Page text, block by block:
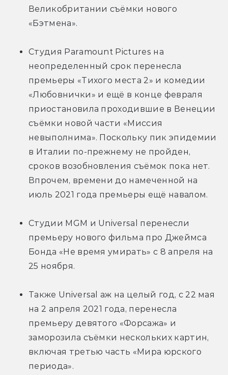
Великобритании съёмки нового
«Бэтмена».
Студия Paramount Pictures на
неопределенный срок перенесла
премьеры «Тихого места 2» и комедии
«Любовнички» и ещё в конце февраля
приостановила проходившие в Венеции
съёмки новой части «Миссия
невыполнима». Поскольку пик эпидемии
в Италии по-прежнему не пройден,
сроков возобновления съёмок пока нет.
Впрочем, времени до намеченной на
июль 2021 года премьеры ещё навалом.
Студии MGM и Universal перенесли
премьеру нового фильма про Джеймса
Бонда «Не время умирать» с 8 апреля на
25 ноября.
Также Universal аж на целый год, с 22 мая
на 2 апреля 2021 года, перенесла
премьеру девятого «Форсажа» и
заморозила съёмки нескольких картин,
включая третью часть «Мира юрского
периода».